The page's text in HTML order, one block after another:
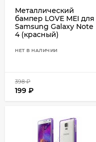
Металлический
бампер LOVE MEI для
Samsung Galaxy Note
4 (красный)
НЕТ В НАЛИЧИИ
398₽
199 ₽